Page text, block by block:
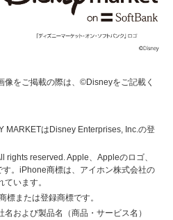
像をご掲載の際は、©Disneyをご記載く
MARKETはDisney Enterprises, Inc.の登
rights reserved. Apple、Appleのロゴ、
。iPhone商標は、アイホン株式会社の
います。
標または登録商標です。
および製品名（商品・サービス名）